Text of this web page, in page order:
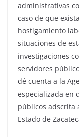
administrativas
caso de que
hostigamiento
situaciones de
investigaciones
servidores
dé cuenta a la
especializada en
públicos adscrita
Estado de